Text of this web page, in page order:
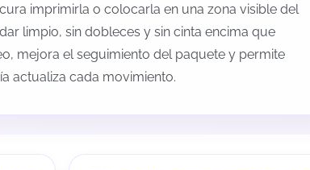
imprimirla o colocarla en una zona visible del
limpio, sin dobleces y sin cinta encima que
mejora el seguimiento del paquete y permite
actualiza cada movimiento.